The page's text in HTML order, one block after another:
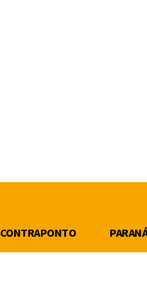
CONTRAPONTO PARANÁ